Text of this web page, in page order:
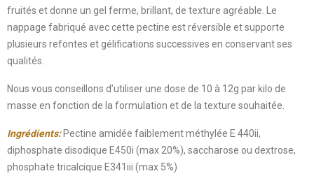
fruités et donne un gel ferme, brillant, de texture agréable. Le
nappage fabriqué avec cette pectine est réversible et supporte
plusieurs refontes et gélifications successives en conservant ses
qualités.
Nous vous conseillons d’utiliser une dose de 10 à 12g par kilo de
masse en fonction de la formulation et de la texture souhaitée.
Ingrédients:Pectine amidée faiblement méthylée E 440ii,
diphosphate disodique E450i (max 20%), saccharose ou dextrose,
phosphate tricalcique E341iii (max 5%)